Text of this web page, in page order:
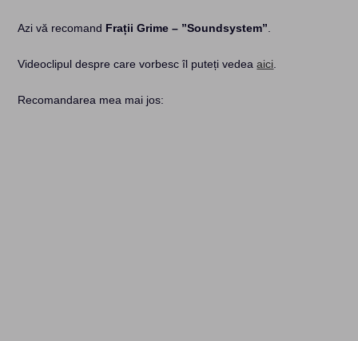
Azi vă recomand Frații Grime – ”Soundsystem”.
Videoclipul despre care vorbesc îl puteți vedeaaici.
Recomandarea mea mai jos: